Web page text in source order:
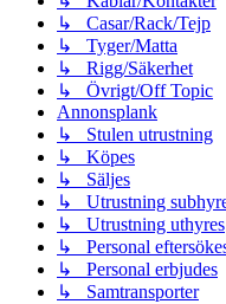
↳ Casar/Rack/Tejp
↳ Tyger/Matta
↳ Rigg/Säkerhet
↳ Övrigt/Off Topic
Annonsplank
↳ Stulen utrustning
↳ Köpes
↳ Säljes
↳ Utrustning
↳ Utrustning uthyres
↳ Personal
↳ Personal erbjudes
↳ Samtransporter